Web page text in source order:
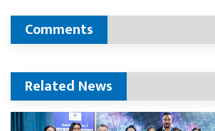
Comments
Related News